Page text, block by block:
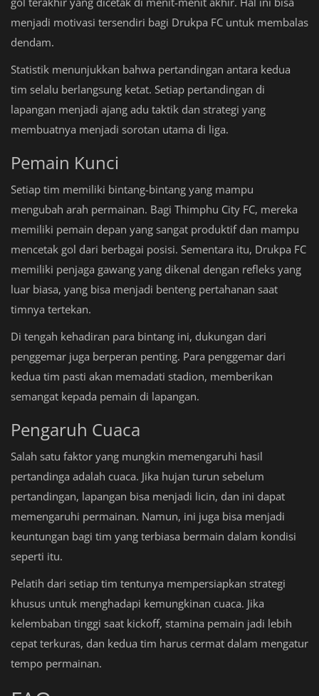
menjadi motivasi tersendiri bagi Drukpa FC untuk membalas
dendam.
Statistik menunjukkan bahwa pertandingan antara kedua
tim selalu berlangsung ketat. Setiap pertandingan di
lapangan menjadi ajang adu taktik dan strategi yang
membuatnya menjadi sorotan utama di liga.
Pemain Kunci
Setiap tim memiliki bintang-bintang yang mampu
mengubah arah permainan. Bagi Thimphu City FC, mereka
memiliki pemain depan yang sangat produktif dan mampu
mencetak gol dari berbagai posisi. Sementara itu, Drukpa FC
memiliki penjaga gawang yang dikenal dengan refleks yang
luar biasa, yang bisa menjadi benteng pertahanan saat
timnya tertekan.
Di tengah kehadiran para bintang ini, dukungan dari
penggemar juga berperan penting. Para penggemar dari
kedua tim pasti akan memadati stadion, memberikan
semangat kepada pemain di lapangan.
Pengaruh Cuaca
Salah satu faktor yang mungkin memengaruhi hasil
pertandinga adalah cuaca. Jika hujan turun sebelum
pertandingan, lapangan bisa menjadi licin, dan ini dapat
memengaruhi permainan. Namun, ini juga bisa menjadi
keuntungan bagi tim yang terbiasa bermain dalam kondisi
seperti itu.
Pelatih dari setiap tim tentunya mempersiapkan strategi
khusus untuk menghadapi kemungkinan cuaca. Jika
kelembaban tinggi saat kickoff, stamina pemain jadi lebih
cepat terkuras, dan kedua tim harus cermat dalam mengatur
tempo permainan.